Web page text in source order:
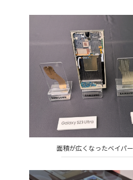
面積が広くなったベイパ